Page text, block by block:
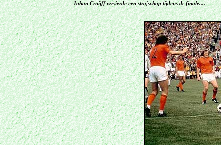
Johan Cruijff versierde een strafschop tijdens de finale....